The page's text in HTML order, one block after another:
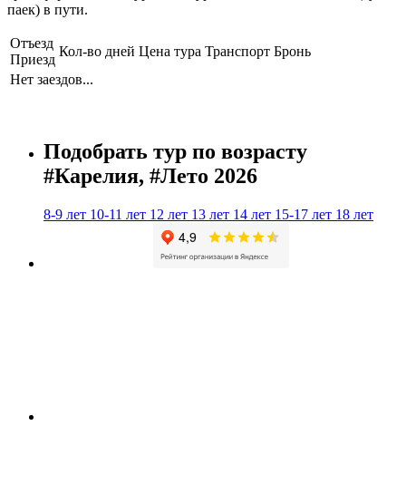
паек) в пути.
Отъезд
Приезд
Кол-во дней Цена тура Транспорт Бронь
Нет заездов...
Подобрать тур по возрасту
#Карелия, #Лето 2026
8-9 лет 10-11 лет 12 лет 13 лет 14 лет 15-17 лет 18 лет